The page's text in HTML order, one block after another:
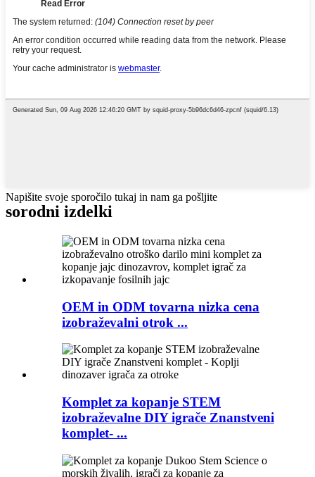
Napišite svoje sporočilo tukaj in nam ga pošljite
sorodni izdelki
OEM in ODM tovarna nizka cena
izobraževalni otrok ...
Komplet za kopanje STEM
izobraževalne DIY igrače Znanstveni
komplet- ...